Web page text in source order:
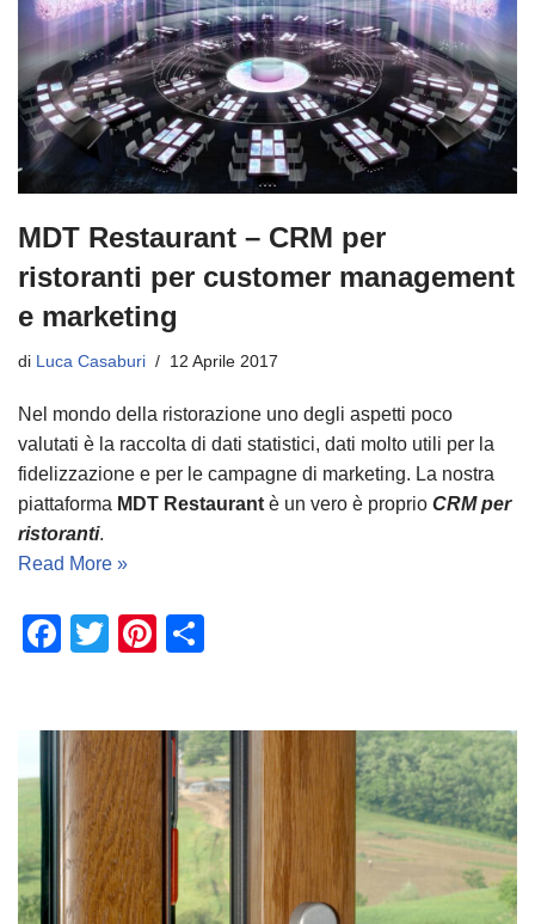
MDT Restaurant – CRM per
ristoranti per customer management
e marketing
di Luca Casaburi 12 Aprile 2017
Nel mondo della ristorazione uno degli aspetti poco
valutati è la raccolta di dati statistici, dati molto utili per la
fidelizzazione e per le campagne di marketing. La nostra
piattaforma MDT Restaurant è un vero è proprio CRM per
ristoranti.
Read More »
F
e
b
o
o
k
T
er
Pi
e
st
di
vi
di